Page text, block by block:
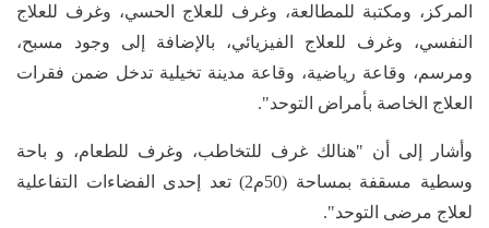
المركز، ومكتبة للمطالعة، وغرف للعلاج الحسي، وغرف للعلاج
النفسي، وغرف للعلاج الفيزيائي، بالإضافة إلى وجود مسبح،
ومرسم، وقاعة رياضية، وقاعة مدينة تخيلية تدخل ضمن فقرات
العلاج الخاصة بأمراض التوحد".
وأشار إلى أن "هنالك غرف للتخاطب، وغرف للطعام، و باحة
وسطية مسقفة بمساحة (50م2) تعد إحدى الفضاءات التفاعلية
لعلاج مرضى التوحد".